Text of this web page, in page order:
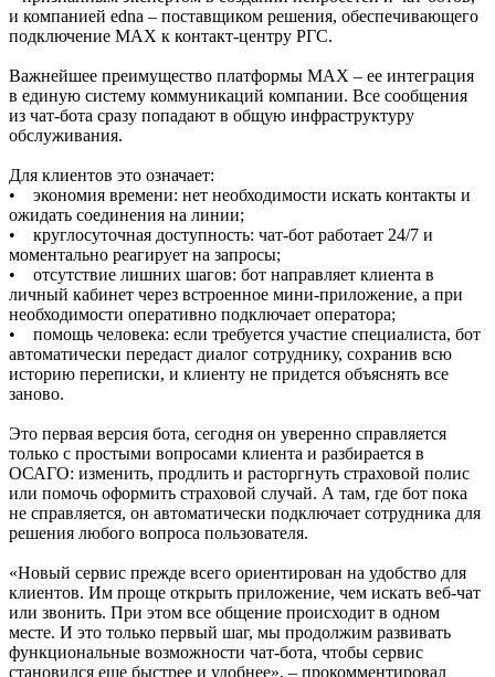
и компанией edna – поставщиком решения, обеспечивающего
подключение МАХ к контакт-центру РГС.
Важнейшее преимущество платформы МАХ – ее интеграция
в единую систему коммуникаций компании. Все сообщения
из чат-бота сразу попадают в общую инфраструктуру
обслуживания.
Для клиентов это означает:
• экономия времени: нет необходимости искать контакты и
ожидать соединения на линии;
• круглосуточная доступность: чат-бот работает 24/7 и
моментально реагирует на запросы;
• отсутствие лишних шагов: бот направляет клиента в
личный кабинет через встроенное мини-приложение, а при
необходимости оперативно подключает оператора;
• помощь человека: если требуется участие специалиста, бот
автоматически передаст диалог сотруднику, сохранив всю
историю переписки, и клиенту не придется объяснять все
заново.
Это первая версия бота, сегодня он уверенно справляется
только с простыми вопросами клиента и разбирается в
ОСАГО: изменить, продлить и расторгнуть страховой полис
или помочь оформить страховой случай. А там, где бот пока
не справляется, он автоматически подключает сотрудника для
решения любого вопроса пользователя.
«Новый сервис прежде всего ориентирован на удобство для
клиентов. Им проще открыть приложение, чем искать веб-чат
или звонить. При этом все общение происходит в одном
месте. И это только первый шаг, мы продолжим развивать
функциональные возможности чат-бота, чтобы сервис
становился еще быстрее и удобнее», – прокомментировал